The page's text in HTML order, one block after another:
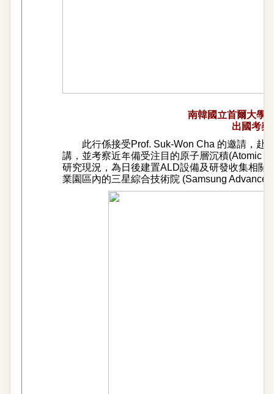
南韓國立首爾大學
出國考察
此行係接受Prof. Suk-Won Cha 的邀請，赴
講，並考察近年備受注目的原子層沉積(Atomic
研究現況，為日後建置ALD設備及研發收集相關
業園區內的三星綜合技術院 (Samsung